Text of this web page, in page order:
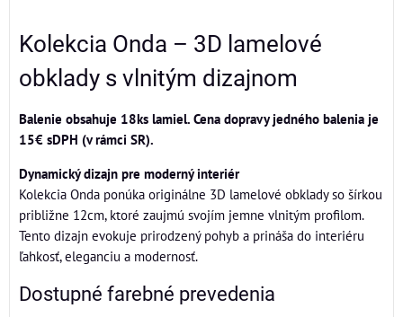
Kolekcia Onda – 3D lamelové
obklady s vlnitým dizajnom
Balenie obsahuje 18ks lamiel. Cena dopravy jedného balenia je
15€ sDPH (v rámci SR).
Dynamický dizajn pre moderný interiér
Kolekcia Onda ponúka originálne 3D lamelové obklady so šírkou
približne 12cm, ktoré zaujmú svojím jemne vlnitým profilom.
Tento dizajn evokuje prirodzený pohyb a prináša do interiéru
ľahkosť, eleganciu a modernosť.
Dostupné farebné prevedenia